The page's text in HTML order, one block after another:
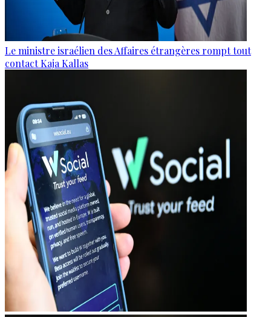
Le ministre israélien des Affaires étrangères rompt tout
contact Kaja Kallas